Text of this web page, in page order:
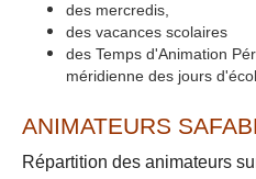
des mercredis,
des vacances scolaires
des Temps d'Animation
méridienne des jours
ANIMATEURS
Répartition des animateurs